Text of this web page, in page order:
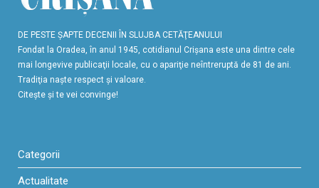
DE PESTE ŞAPTE DECENII ÎN SLUJBA CETĂŢEANULUI
Fondat la Oradea, în anul 1945, cotidianul Crişana este una dintre cele
mai longevive publicaţii locale, cu o apariţie neîntreruptă de 81 de ani.
Tradiţia naşte respect şi valoare.
Citeşte şi te vei convinge!
Categorii
Actualitate